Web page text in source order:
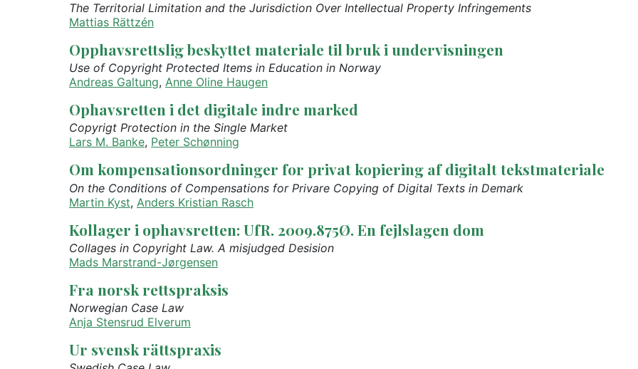
The Territorial Limitation and the Jurisdiction Over Intellectual Property Infringements
Mattias Rättzén
Opphavsrettslig beskyttet materiale til bruk i undervisningen
Use of Copyright Protected Items in Education in Norway
Andreas Galtung, Anne Oline Haugen
Ophavsretten i det digitale indre marked
Copyrigt Protection in the Single Market
Lars M. Banke, Peter Schønning
Om kompensationsordninger for privat kopiering af digitalt tekstmateriale
On the Conditions of Compensations for Privare Copying of Digital Texts in Demark
Martin Kyst, Anders Kristian Rasch
Kollager i ophavsretten: UfR. 2009.875Ø. En fejlslagen dom
Collages in Copyright Law. A misjudged Desision
Mads Marstrand-Jørgensen
Fra norsk rettspraksis
Norwegian Case Law
Anja Stensrud Elverum
Ur svensk rättspraxis